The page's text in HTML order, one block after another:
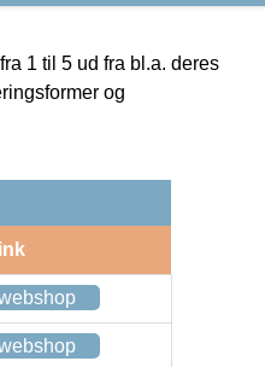
1 til 5 ud fra bl.a. deres
og